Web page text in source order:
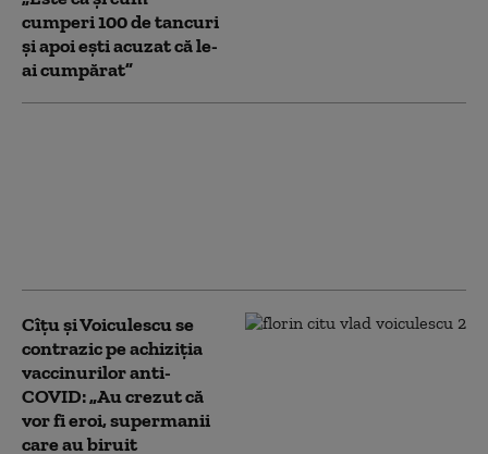
cumperi 100 de tancuri
și apoi ești acuzat că le-
ai cumpărat”
Cîțu și Voiculescu se
contrazic pe achiziția
vaccinurilor anti-
COVID: „Au crezut că
vor fi eroi, supermanii
care au biruit